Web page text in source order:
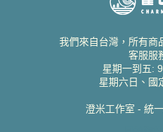
我們來自台灣，所有商
客服服
星期一到五:
星期六日、國
澄米工作室 - 統